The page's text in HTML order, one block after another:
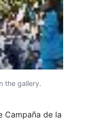
the gallery.
Campaña de la